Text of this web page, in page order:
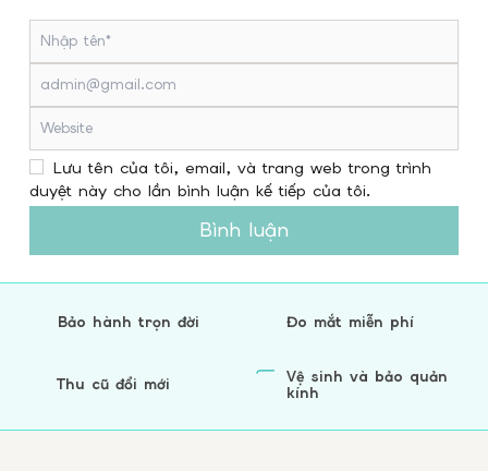
Lưu tên của tôi, email, và trang web trong trình
duyệt này cho lần bình luận kế tiếp của tôi.
Bình luận
Bảo hành trọn đời Đo mắt miễn phí
Thu cũ đổi mới
Vệ sinh và bảo quản
kính